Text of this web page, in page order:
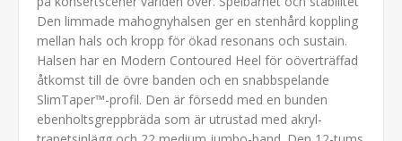
Den limmade mahognyhalsen ger en stenhård koppling
mellan hals och kropp för ökad resonans och sustain.
Halsen har en Modern Contoured Heel för oöverträffad
åtkomst till de övre banden och en snabbspelande
SlimTaper™-profil. Den är försedd med en bunden
ebenholtsgreppbräda som är utrustad med akryl-